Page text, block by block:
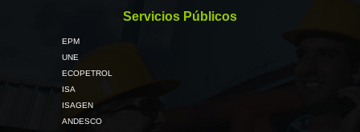
Servicios Públicos
EPM
UNE
ECOPETROL
ISA
ISAGEN
ANDESCO